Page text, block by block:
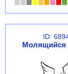
ID:
Молящийся